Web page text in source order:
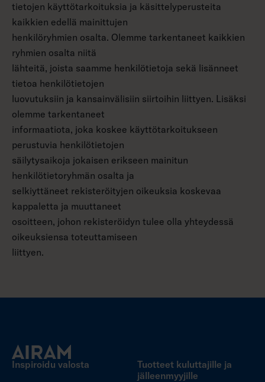
tietojen käyttötarkoituksia ja käsittelyperusteita
kaikkien edellä mainittujen
henkilöryhmien osalta. Olemme tarkentaneet kaikkien
ryhmien osalta niitä
lähteitä, joista saamme henkilötietoja sekä lisänneet
tietoa henkilötietojen
luovutuksiin ja kansainvälisiin siirtoihin liittyen. Lisäksi
olemme tarkentaneet
informaatiota, joka koskee käyttötarkoitukseen
perustuvia henkilötietojen
säilytysaikoja jokaisen erikseen mainitun
henkilötietoryhmän osalta ja
selkiyttäneet rekisteröityjen oikeuksia koskevaa
kappaletta ja muuttaneet
osoitteen, johon rekisteröidyn tulee olla yhteydessä
oikeuksiensa toteuttamiseen
liittyen.
Inspiroidu valosta
Tuotteet kuluttajille ja
jälleenmyyjille